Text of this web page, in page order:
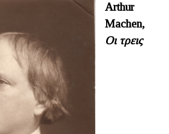
Arthur
Machen,
Οι τρεις